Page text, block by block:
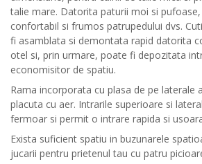
talie mare. Datorita paturii moi si
confortabil si frumos patrupedului dvs.
fi asamblata si demontata rapid datorita
otel si, prin urmare, poate fi depozitata
economisitor de spatiu.
Rama incorporata cu plasa de pe laterale
placuta cu aer. Intrarile superioare si
fermoar si permit o intrare rapida si
Exista suficient spatiu in buzunarele
jucarii pentru prietenul tau cu patru